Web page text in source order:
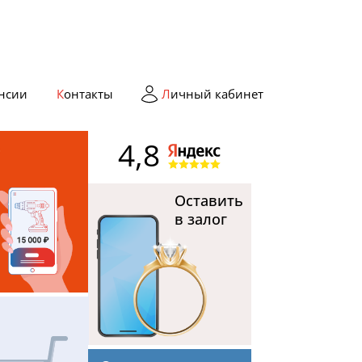
Контакты Личный кабинет
4,8
Оставить
в залог